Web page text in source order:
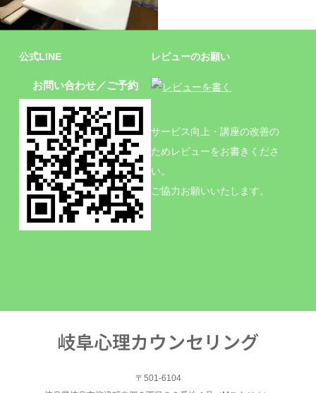
施設
公式LINE
お問い合わせ／ご予約
レビューのお願い
サービス向上・講座の改善の
ためレビューをお書きくださ
い。
ご協力お願いいたします。
岐阜心理カウンセリング
〒501-6104